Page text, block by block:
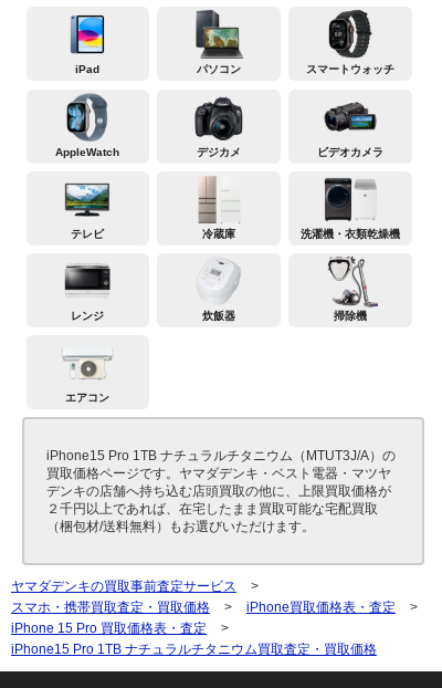
iPad パソコン スマートウォッチ
AppleWatch デジカメ ビデオカメラ
テレビ 冷蔵庫 洗濯機・衣類乾燥機
レンジ 炊飯器 掃除機
エアコン
iPhone15 Pro 1TB ナチュラルチタニウム（MTUT3J/A）の
買取価格ページです。ヤマダデンキ・ベスト電器・マツヤ
デンキの店舗へ持ち込む店頭買取の他に、上限買取価格が
２千円以上であれば、在宅したまま買取可能な宅配買取
（梱包材/送料無料）もお選びいただけます。
ヤマダデンキの買取事前査定サービス
>
スマホ・携帯買取査定・買取価格
> iPhone買取価格表・査定
>
iPhone 15 Pro 買取価格表・査定
>
iPhone15 Pro 1TB ナチュラルチタニウム買取査定・買取価格